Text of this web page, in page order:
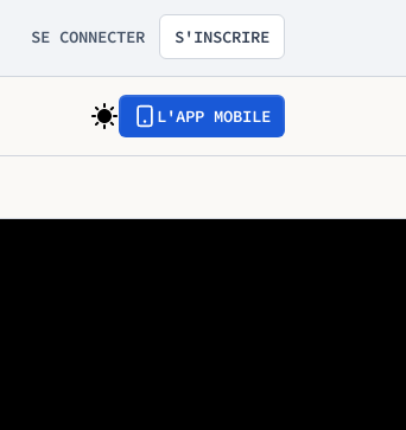
SE CONNECTER S'INSCRIRE
L'APP MOBILE